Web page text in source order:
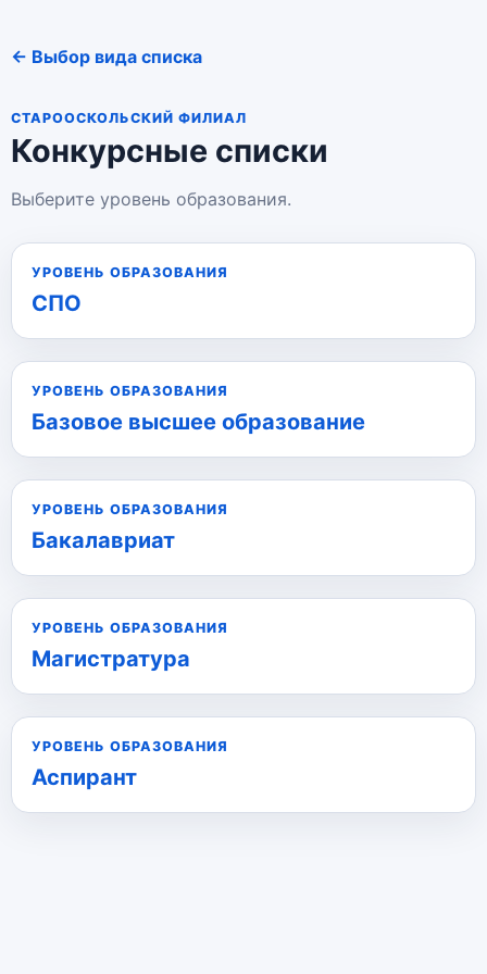
← Выбор вида списка
СТАРООСКОЛЬСКИЙ ФИЛИАЛ
Конкурсные списки
Выберите уровень образования.
УРОВЕНЬ ОБРАЗОВАНИЯ
СПО
УРОВЕНЬ ОБРАЗОВАНИЯ
Базовое высшее образование
УРОВЕНЬ ОБРАЗОВАНИЯ
Бакалавриат
УРОВЕНЬ ОБРАЗОВАНИЯ
Магистратура
УРОВЕНЬ ОБРАЗОВАНИЯ
Аспирант